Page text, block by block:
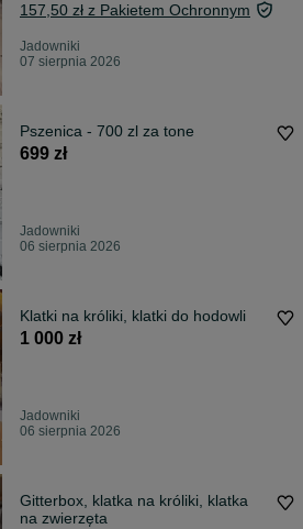
157,50 zł z Pakietem Ochronnym
Jadowniki
07 sierpnia 2026
Pszenica - 700 zl za tone
699 zł
Jadowniki
06 sierpnia 2026
Klatki na króliki, klatki do hodowli
1 000 zł
Jadowniki
06 sierpnia 2026
Gitterbox, klatka na króliki, klatka
na zwierzęta